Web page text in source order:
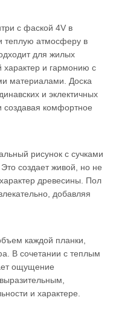
с фаской 4V в
теплую атмосферу в
для жилых
и гармонию с
материалами. Доска
и эклектичных
создавая комфортное
рисунок с сучками
создает живой, но не
древесины. Пол
добавляя
каждой планки,
В сочетании с теплым
ощущение
и характере.